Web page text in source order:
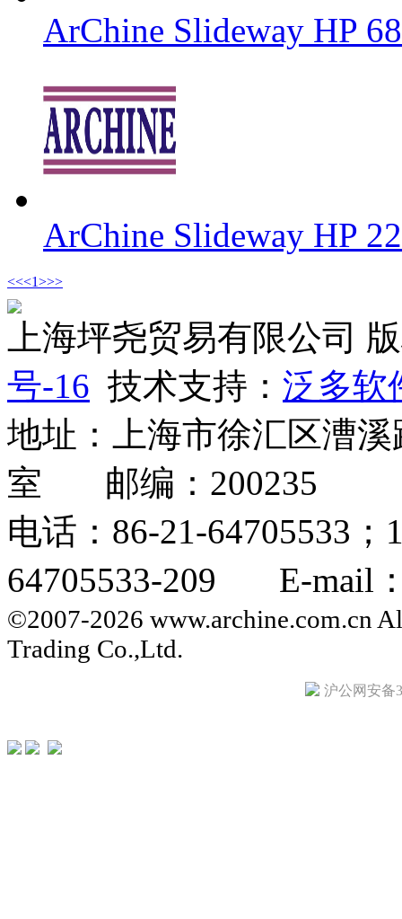
ArChine Slideway HP
ArChine Slideway HP
<<<1>>>
上海坪尧贸易有限公司
号-16 技术支持： 泛多软
地址：上海市徐汇区漕
室 邮编：200235
电话：86-21-64705533
64705533-209 E-mail：
©2007-2026 www.archine.com.cn
Trading Co.,Ltd.
沪公网安备